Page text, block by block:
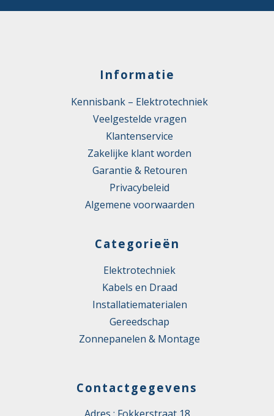
Informatie
Kennisbank – Elektrotechniek
Veelgestelde vragen
Klantenservice
Zakelijke klant worden
Garantie & Retouren
Privacybeleid
Algemene voorwaarden
Categorieën
Elektrotechniek
Kabels en Draad
Installatiematerialen
Gereedschap
Zonnepanelen & Montage
Contactgegevens